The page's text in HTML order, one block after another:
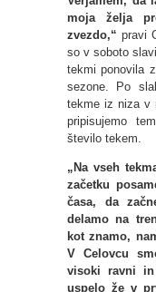
moja želja
zvezdo,“ pravi
so v soboto
tekmi ponovila
sezone. Po
tekme iz niza v
pripisujemo
število tekem.
„Na vseh
začetku
časa, da
delamo na
kot znamo,
V Celovcu
visoki ravni
uspelo že v